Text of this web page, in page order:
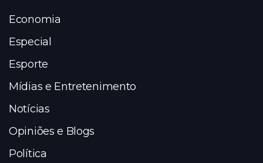
Economia
Especial
Esporte
Mídias e Entretenimento
Notícias
Opiniões e Blogs
Política